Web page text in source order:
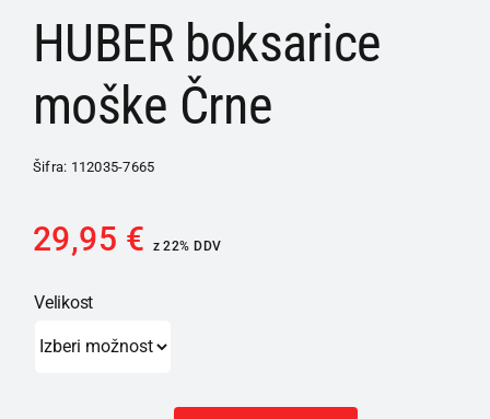
HUBER boksarice
moške Črne
Šifra: 112035-7665
29,95 € z 22% DDV
Velikost